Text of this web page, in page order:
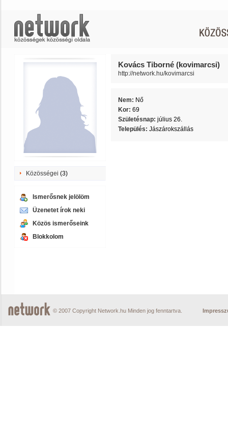
Közösségei (3)
Ismerősnek jelölöm
Üzenetet írok neki
Közös ismerőseink
Blokkolom
Kovács Tiborné (kovimarcsi)
http://network.hu/kovimarcsi
Nem: Nő
Kor: 69
Születésnap: július 26.
Település: Jászárokszállás
© 2007 Copyright Network.hu Minden jog fenntartva.